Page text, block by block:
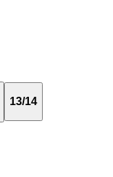
13/14